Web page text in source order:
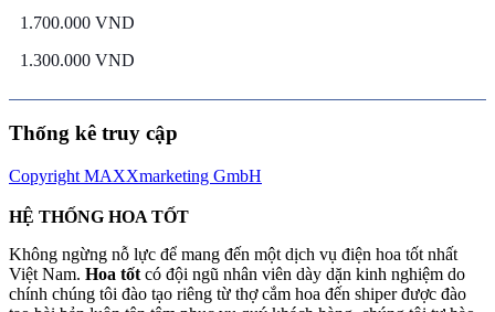
1.700.000 VND
1.300.000 VND
Thống kê truy cập
Copyright MAXXmarketing GmbH
HỆ THỐNG HOA TỐT
Không ngừng nỗ lực để mang đến một dịch vụ điện hoa tốt nhất
Việt Nam. Hoa tốt có đội ngũ nhân viên dày dặn kinh nghiệm do
chính chúng tôi đào tạo riêng từ thợ cắm hoa đến shiper được đào